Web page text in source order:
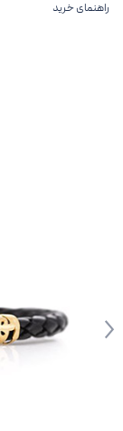
راهنمای خرید